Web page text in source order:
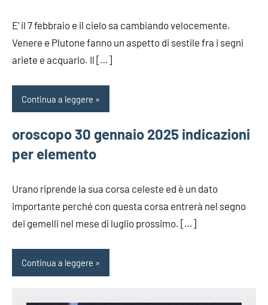
E’ il 7 febbraio e il cielo sa cambiando velocemente.
Venere e Plutone fanno un aspetto di sestile fra i segni
ariete e acquario. Il […]
Continua a leggere
oroscopo 30 gennaio 2025 indicazioni
per elemento
Urano riprende la sua corsa celeste ed è un dato
importante perché con questa corsa entrerà nel segno
dei gemelli nel mese di luglio prossimo. […]
Continua a leggere